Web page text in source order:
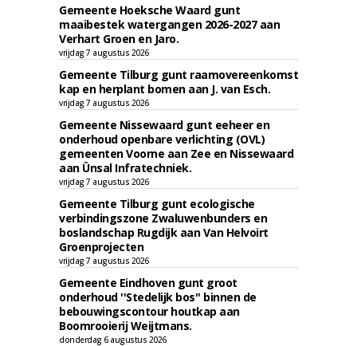
Gemeente Hoeksche Waard gunt
maaibestek watergangen 2026-2027 aan
Verhart Groen en Jaro.
vrijdag 7 augustus 2026
Gemeente Tilburg gunt raamovereenkomst
kap en herplant bomen aan J. van Esch.
vrijdag 7 augustus 2026
Gemeente Nissewaard gunt eeheer en
onderhoud openbare verlichting (OVL)
gemeenten Voorne aan Zee en Nissewaard
aan Ünsal Infratechniek.
vrijdag 7 augustus 2026
Gemeente Tilburg gunt ecologische
verbindingszone Zwaluwenbunders en
boslandschap Rugdijk aan Van Helvoirt
Groenprojecten
vrijdag 7 augustus 2026
Gemeente Eindhoven gunt groot
onderhoud ''Stedelijk bos'' binnen de
bebouwingscontour houtkap aan
Boomrooierij Weijtmans.
donderdag 6 augustus 2026